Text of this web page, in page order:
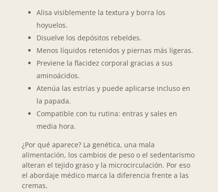
Alisa visiblemente la textura y borra los
hoyuelos.
Disuelve los depósitos rebeldes.
Menos líquidos retenidos y piernas más ligeras.
Previene la flacidez corporal gracias a sus
aminoácidos.
Atenúa las estrías y puede aplicarse incluso en
la papada.
Compatible con tu rutina: entras y sales en
media hora.
¿Por qué aparece? La genética, una mala
alimentación, los cambios de peso o el sedentarismo
alteran el tejido graso y la microcirculación. Por eso
el abordaje médico marca la diferencia frente a las
cremas.